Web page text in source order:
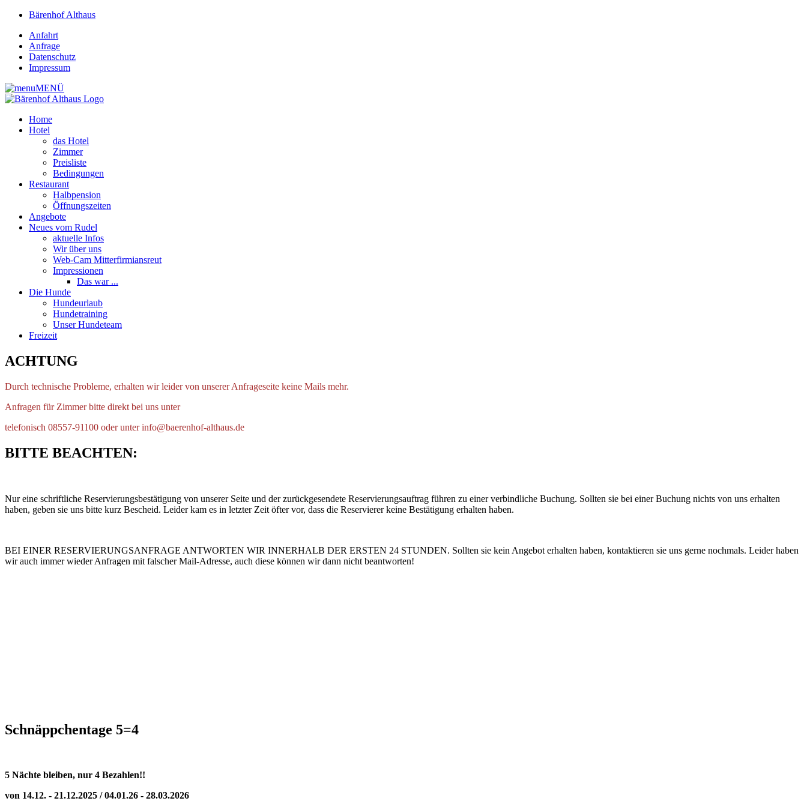
Bärenhof Althaus
Anfahrt
Anfrage
Datenschutz
Impressum
MENÜ
Home
Hotel
das Hotel
Zimmer
Preisliste
Bedingungen
Restaurant
Halbpension
Öffnungszeiten
Angebote
Neues vom Rudel
aktuelle Infos
Wir über uns
Web-Cam Mitterfirmiansreut
Impressionen
Das war ...
Die Hunde
Hundeurlaub
Hundetraining
Unser Hundeteam
Freizeit
ACHTUNG
Durch technische Probleme, erhalten wir leider von unserer Anfrageseite keine Mails mehr.
Anfragen für Zimmer bitte direkt bei uns unter
telefonisch 08557-91100 oder unter info@baerenhof-althaus.de
BITTE BEACHTEN:
Nur eine schriftliche Reservierungsbestätigung von unserer Seite und der zurückgesendete Reservierungsauftrag führen zu einer verbindliche Buchung. Sollten sie bei einer Buchung nichts von uns erhalten
haben, geben sie uns bitte kurz Bescheid. Leider kam es in letzter Zeit öfter vor, dass die Reservierer keine Bestätigung erhalten haben.
BEI EINER RESERVIERUNGSANFRAGE ANTWORTEN WIR INNERHALB DER ERSTEN 24 STUNDEN. Sollten sie kein Angebot erhalten haben, kontaktieren sie uns gerne nochmals. Leider haben
wir auch immer wieder Anfragen mit falscher Mail-Adresse, auch diese können wir dann nicht beantworten!
Schnäppchentage 5=4
5 Nächte bleiben, nur 4 Bezahlen!!
von 14.12. - 21.12.2025 / 04.01.26 - 28.03.2026